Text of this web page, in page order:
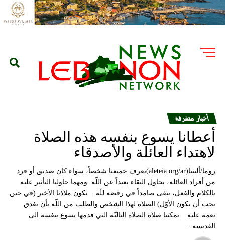
أخبار متفرقة
أعطانا يسوع بنفسه هذه الصلاة
لاهتداء العائلة والأصدقاء
روما/أليتيا(aleteia.org/ar)يعرف جميعنا شخصاً، سواء كان صديق أو فرد
من أفراد العائلة، يحاول البقاء بعيداً عن اللّه. ومهما حاولنا التأثير عليه
بالكلام والفعل، يبقى صامداً في رفضه للّه. يكون ملاذنا الأخير (في حين
يجب أن يكون الأوّل) الصلاة لهذا الشخص والطلب من اللّه بأن يغدق
نعمه عليه. يمكننا صلاة الصلاة التاليّة التي قدمها يسوع بنفسه الى
القديسة…